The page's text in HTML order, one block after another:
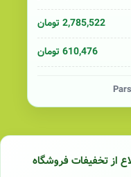
2,785,522 تومان
610,476 تومان
از تخفیفات فروشگاه